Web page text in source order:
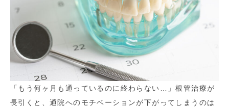
「もう何ヶ月も通っているのに終わらない…」根管治療が
長引くと、通院へのモチベーションが下がってしまうのは